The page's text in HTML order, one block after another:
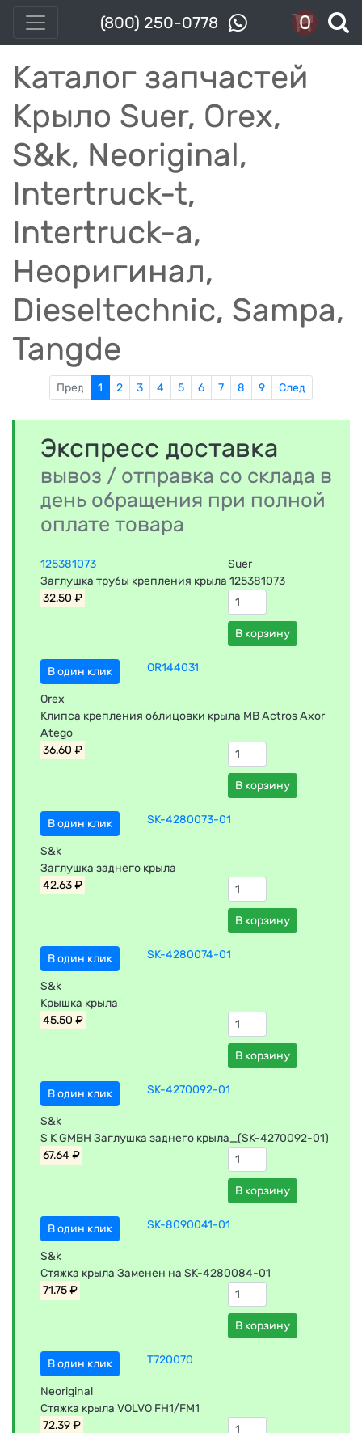
(800) 250-0778 0
Каталог запчастей
Крыло Suer, Orex,
S&k, Neoriginal,
Intertruck-t,
Intertruck-a,
Неоригинал,
Dieseltechnic, Sampa,
Tangde
Пред 1 2 3 4 5 6 7 8 9 След
Экспресс доставка
вывоз / отправка со склада в
день обращения при полной
оплате товара
125381073
Suer
Заглушка трубы крепления крыла 125381073
32.50 ₽
В корзину
В один клик OR144031
Orex
Клипса крепления облицовки крыла MB Actros Axor
Atego
36.60 ₽
В корзину
В один клик SK-4280073-01
S&k
Заглушка заднего крыла
42.63 ₽
В корзину
В один клик SK-4280074-01
S&k
Крышка крыла
45.50 ₽
В корзину
В один клик SK-4270092-01
S&k
S K GMBH Заглушка заднего крыла_(SK-4270092-01)
67.64 ₽
В корзину
В один клик SK-8090041-01
S&k
Стяжка крыла Заменен на SK-4280084-01
71.75 ₽
В корзину
В один клик T720070
Neoriginal
Стяжка крыла VOLVO FH1/FM1
72.39 ₽